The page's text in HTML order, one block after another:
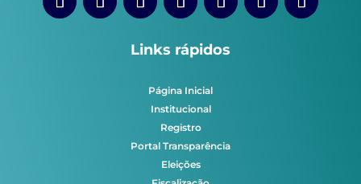
Links rápidos
Página Inicial
Institucional
Registro
Portal Transparência
Eleições